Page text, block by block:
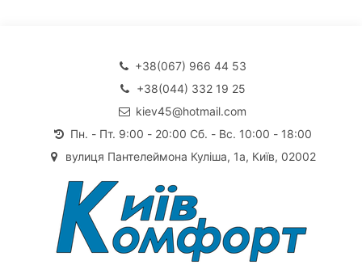
+38(067) 966 44 53
+38(044) 332 19 25
kiev45@hotmail.com
Пн. - Пт. 9:00 - 20:00 Сб. - Вс. 10:00 - 18:00
вулиця Пантелеймона Куліша, 1а, Київ, 02002